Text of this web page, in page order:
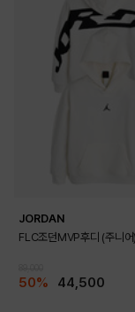
JORDAN
FLC조던MVP후디 (주니어)
50% 44,500